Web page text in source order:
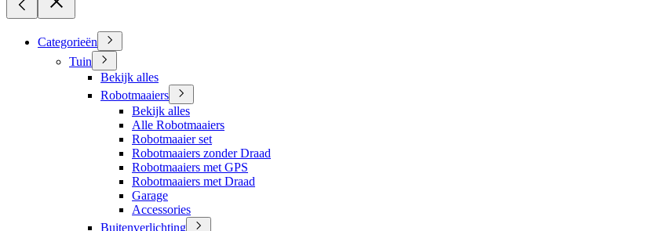
Categorieën
Tuin
Bekijk alles
Robotmaaiers
Bekijk alles
Alle Robotmaaiers
Robotmaaier set
Robotmaaiers zonder Draad
Robotmaaiers met GPS
Robotmaaiers met Draad
Garage
Accessories
Buitenverlichting